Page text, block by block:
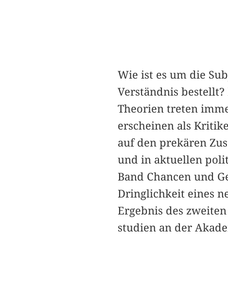
Wie ist es um die
Verständnis
Theorien treten
erscheinen als
auf den prekären
und in aktuellen
Band Chancen und
Dringlichkeit eines
Ergebnis des
studien an der